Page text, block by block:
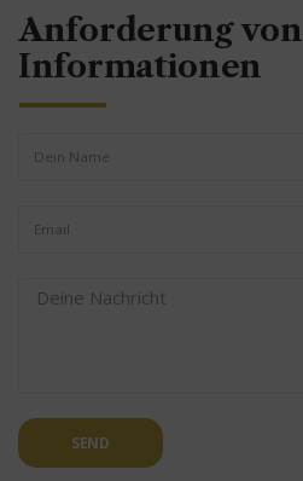
Anforderung von
Informationen
SEND